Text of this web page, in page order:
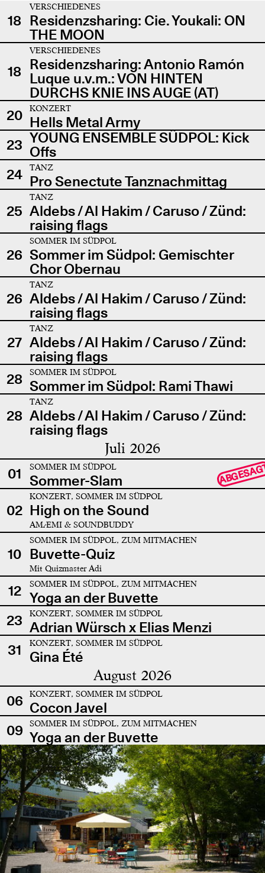
18
VERSCHIEDENES
Residenzsharing: Cie. Youkali: ON
THE MOON
18
VERSCHIEDENES
Residenzsharing: Antonio Ramón
Luque u.v.m.: VON HINTEN
DURCHS KNIE INS AUGE (AT)
20
KONZERT
Hells Metal Army
23 YOUNG ENSEMBLE SÜDPOL: Kick
Offs
24
TANZ
Pro Senectute Tanznachmittag
25
TANZ
Aldebs / Al Hakim / Caruso / Zünd:
raising flags
26
SOMMER IM SÜDPOL
Sommer im Südpol: Gemischter
Chor Obernau
26
TANZ
Aldebs / Al Hakim / Caruso / Zünd:
raising flags
27
TANZ
Aldebs / Al Hakim / Caruso / Zünd:
raising flags
28
SOMMER IM SÜDPOL
Sommer im Südpol: Rami Thawi
28
TANZ
Aldebs / Al Hakim / Caruso / Zünd:
raising flags
Juli 2026
01 SOMMER IM SÜDPOL
Sommer-Slam
02
KONZERT, SOMMER IM SÜDPOL
High on the Sound
AMÆMI & SOUNDBUDDY
10
SOMMER IM SÜDPOL, ZUM MITMACHEN
Buvette-Quiz
Mit Quizmaster Adi
12 SOMMER IM SÜDPOL, ZUM MITMACHEN
Yoga an der Buvette
23
KONZERT, SOMMER IM SÜDPOL
Adrian Würsch x Elias Menzi
31
KONZERT, SOMMER IM SÜDPOL
Gina Été
August 2026
06 KONZERT, SOMMER IM SÜDPOL
Cocon Javel
09
SOMMER IM SÜDPOL, ZUM MITMACHEN
Yoga an der Buvette